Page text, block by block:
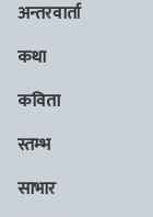
अन्तरवार्ता
कथा
कविता
स्तम्भ
साभार